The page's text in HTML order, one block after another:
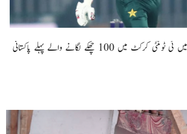
صاحبزادہ فرحان ایک سال میں ٹی ٹوئنٹی کرکٹ میں 100 چھکے لگانے والے پہلے پاکستانی